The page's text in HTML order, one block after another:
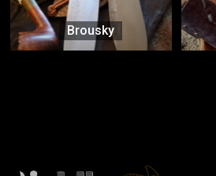
Brousky